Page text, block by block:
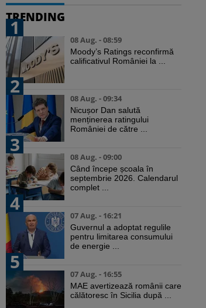
TRENDING
1
08 Aug. - 08:59
Moody’s Ratings reconfirmă
calificativul României la ...
2
08 Aug. - 09:34
Nicușor Dan salută
menținerea ratingului
României de către ...
3
08 Aug. - 09:00
Când începe școala în
septembrie 2026. Calendarul
complet ...
4
07 Aug. - 16:21
Guvernul a adoptat regulile
pentru limitarea consumului
de energie ...
5
07 Aug. - 16:55
MAE avertizează românii care
călătoresc în Sicilia după ...